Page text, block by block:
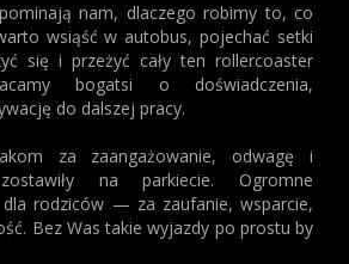
nam, dlaczego robimy to, co
wsiąść w autobus, pojechać setki
się i przeżyć cały ten rollercoaster
bogatsi o doświadczenia,
do dalszej pracy.
za zaangażowanie, odwagę i
na parkiecie. Ogromne
rodziców — za zaufanie, wsparcie,
Bez Was takie wyjazdy po prostu by